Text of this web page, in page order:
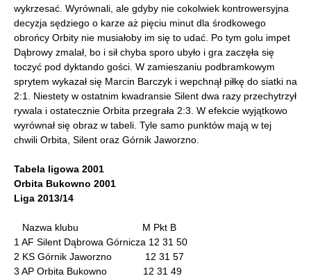
wykrzesać. Wyrównali, ale gdyby nie cokolwiek kontrowersyjna
decyzja sędziego o karze aż pięciu minut dla środkowego
obrońcy Orbity nie musiałoby im się to udać. Po tym golu impet
Dąbrowy zmalał, bo i sił chyba sporo ubyło i gra zaczęła się
toczyć pod dyktando gości. W zamieszaniu podbramkowym
sprytem wykazał się Marcin Barczyk i wepchnął piłkę do siatki na
2:1. Niestety w ostatnim kwadransie Silent dwa razy przechytrzył
rywala i ostatecznie Orbita przegrała 2:3. W efekcie wyjątkowo
wyrównał się obraz w tabeli. Tyle samo punktów mają w tej
chwili Orbita, Silent oraz Górnik Jaworzno.
Tabela ligowa 2001
Orbita Bukowno 2001
Liga 2013/14
Nazwa klubu M Pkt B
1 AF Silent Dąbrowa Górnicza 12 31 50
2 KS Górnik Jaworzno 12 31 57
3 AP Orbita Bukowno 12 31 49